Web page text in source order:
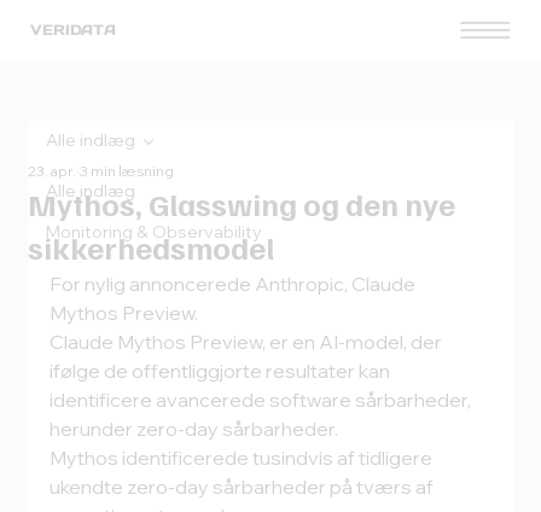
VERIDATA
Alle indlæg
Monitoring & Observability
Alle indlæg
Mythos, Glasswing og den nye
sikkerhedsmodel
23. apr. 3 min læsning
For nylig annoncerede Anthropic, Claude
Mythos Preview.
Claude Mythos Preview, er en AI-model, der
ifølge de offentliggjorte resultater kan
identificere avancerede software sårbarheder,
herunder zero-day sårbarheder.
Mythos identificerede tusindvis af tidligere
ukendte zero-day sårbarheder på tværs af